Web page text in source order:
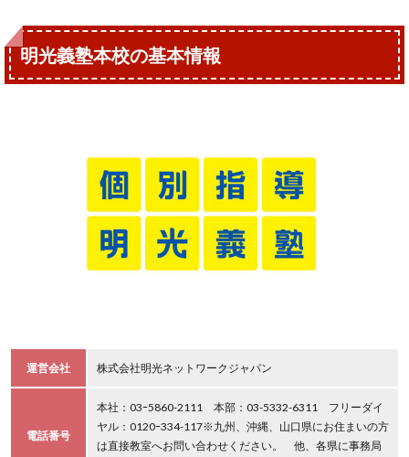
明光義塾本校の基本情報
運営会社 株式会社明光ネットワークジャパン
電話番号
本社：03ｰ5860-2111 本部：03-5332-6311 フリーダイ
ヤル：0120ｰ334-117※九州、沖縄、山口県にお住まいの方
は直接教室へお問い合わせください。 他、各県に事務局